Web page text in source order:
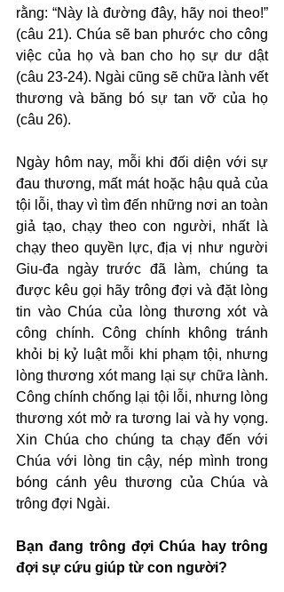
rằng: “Này là đường đây, hãy noi theo!”
(câu 21). Chúa sẽ ban phước cho công
việc của họ và ban cho họ sự dư dật
(câu 23-24). Ngài cũng sẽ chữa lành vết
thương và băng bó sự tan vỡ của họ
(câu 26).
Ngày hôm nay, mỗi khi đối diện với sự
đau thương, mất mát hoặc hậu quả của
tội lỗi, thay vì tìm đến những nơi an toàn
giả tạo, chạy theo con người, nhất là
chạy theo quyền lực, địa vị như người
Giu-đa ngày trước đã làm, chúng ta
được kêu gọi hãy trông đợi và đặt lòng
tin vào Chúa của lòng thương xót và
công chính. Công chính không tránh
khỏi bị kỷ luật mỗi khi phạm tội, nhưng
lòng thương xót mang lại sự chữa lành.
Công chính chống lại tội lỗi, nhưng lòng
thương xót mở ra tương lai và hy vọng.
Xin Chúa cho chúng ta chạy đến với
Chúa với lòng tin cậy, nép mình trong
bóng cánh yêu thương của Chúa và
trông đợi Ngài.
Bạn đang trông đợi Chúa hay trông
đợi sự cứu giúp từ con người?